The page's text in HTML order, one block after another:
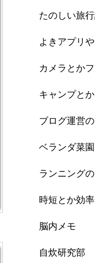
たのしい旅
よきアプリ
カメラとか
キャンプと
ブログ運営
ベランダ菜
ランニング
時短とか効
脳内メモ
自炊研究部